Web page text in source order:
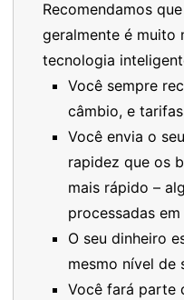
Recomendamos
geralmente é muito
tecnologia
Você sempre
câmbio, e
Você envia o
rapidez que os
mais rápido –
processadas
O seu dinheiro
mesmo nível de
Você fará parte